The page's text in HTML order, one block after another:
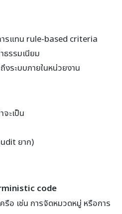
รแทน rule-based criteria
ธรรมเนียม
งระบบภายในหน่วยงาน
ะเป็น
ยาก)
code
รือ เช่น การจัดหมวดหมู่ หรือการ